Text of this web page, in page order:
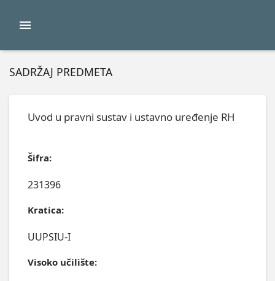
SADRŽAJ PREDMETA
Uvod u pravni sustav i ustavno uređenje RH
Šifra:
231396
Kratica:
UUPSIU-I
Visoko učilište: